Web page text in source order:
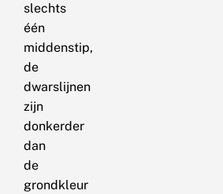
slechts
één
middenstip,
de
dwarslijnen
zijn
donkerder
dan
de
grondkleur